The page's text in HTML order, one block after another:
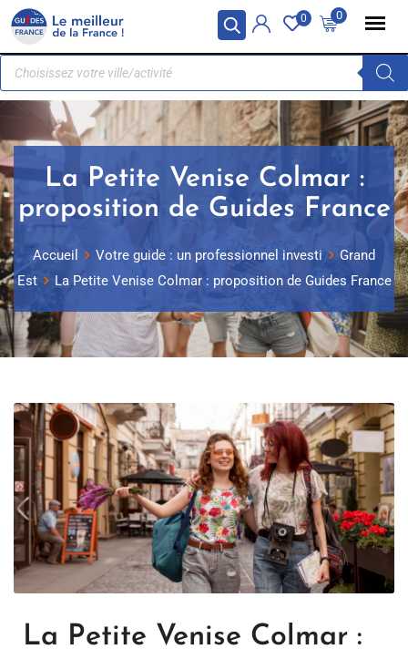
Panneau de gestion des cookies 0
0
La Petite Venise Colmar :
proposition de Guides France
Accueil Votre guide : un professionnel investi
Grand
Est
La Petite Venise Colmar : proposition de Guides France
La Petite Venise Colmar :